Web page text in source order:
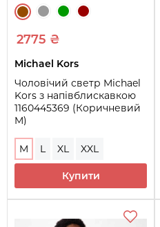
2775 ₴
Michael Kors
Чоловічий светр Michael
Kors з напівблискавкою
1160445369 (Коричневий
M)
M L XL XXL
Купити